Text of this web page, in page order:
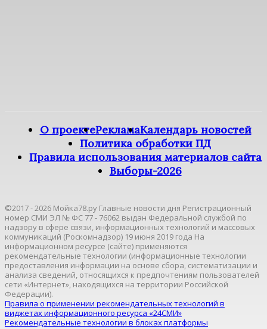
О проектеРекламаКалендарь новостей
Политика обработки ПД
Правила использования материалов сайта
Выборы-2026
©2017 - 2026 Мойка78.ру Главные новости дня Регистрационный
номер СМИ ЭЛ № ФС 77 - 76062 выдан Федеральной службой по
надзору в сфере связи, информационных технологий и массовых
коммуникаций (Роскомнадзор) 19 июня 2019 года На
информационном ресурсе (сайте) применяются
рекомендательные технологии (информационные технологии
предоставления информации на основе сбора, систематизации и
анализа сведений, относящихся к предпочтениям пользователей
сети «Интернет», находящихся на территории Российской
Федерации).
Правила о применении рекомендательных технологий в
виджетах информационного ресурса «24СМИ»
Рекомендательные технологии в блоках платформы